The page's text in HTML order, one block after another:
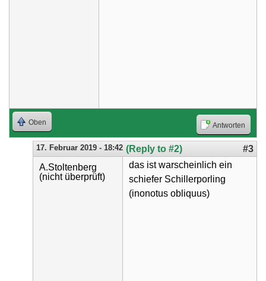
Oben Antworten
17. Februar 2019 - 18:42 (Reply to #2)
#3
A.Stoltenberg
(nicht überprüft)
das ist warscheinlich ein
schiefer Schillerporling
(inonotus obliquus)